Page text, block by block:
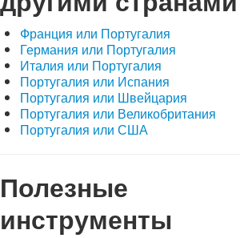
Франция или Португалия
Германия или Португалия
Италия или Португалия
Португалия или Испания
Португалия или Швейцария
Португалия или Великобритания
Португалия или США
Полезные
инструменты